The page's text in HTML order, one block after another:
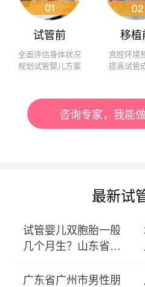
试管前
全面评估身体状况
规划试管婴儿方案
移植
宫腔环境
提高试管
咨询专家，我能
最新试
试管婴儿双胞胎一般
几个月生？山东省济
广东省广州市男性朋